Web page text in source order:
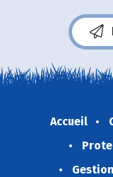
Accueil